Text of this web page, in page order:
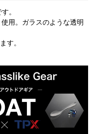
カートへ進む
。
用。ガラスのような透明
す。